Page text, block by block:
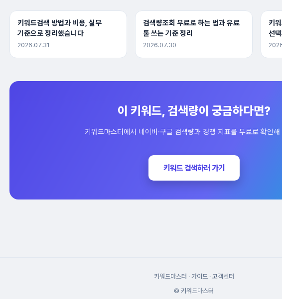
키워드검색 방법과 비용, 실무
기준으로 정리했습니다
2026.07.31
검색량조회 무료로 하는 법과 유료
툴 쓰는 기준 정리
2026.07.30
키
선
이 키워드, 검색량이 궁금하다면?
키워드마스터에서 네이버·구글 검색량과 경쟁 지표를 무료로 확인해
키워드 검색하러 가기
키워드마스터 · 가이드· 고객센터
© 키워드마스터